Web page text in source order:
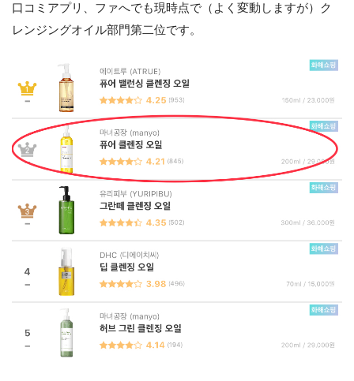
口コミアプリ、ファへでも現時点で（よく変動しますが）ク
レンジングオイル部門第二位です。